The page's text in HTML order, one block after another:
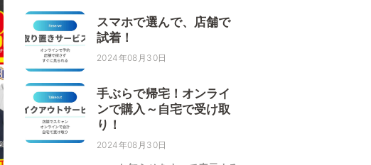
スマホで選んで、店舗で
試着！
2024年08月30日
手ぶらで帰宅！オンライ
ンで購入～自宅で受け取
り！
2024年08月30日